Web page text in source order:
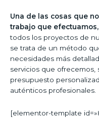
Una de las cosas que
trabajo que
todos los proyectos de
se trata de un método
necesidades más
servicios que ofrecemos,
presupuesto
auténticos profesionales.
[elementor-template